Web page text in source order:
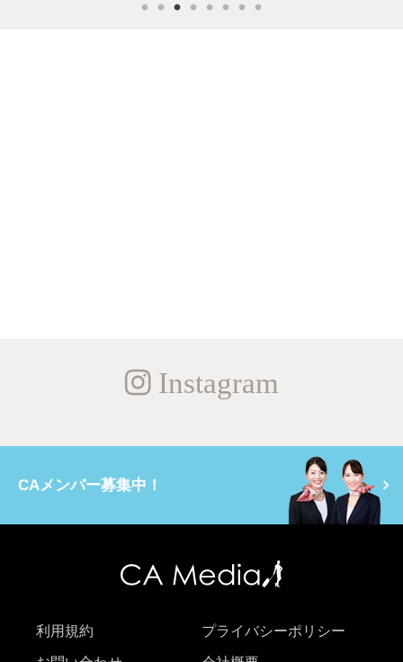
Instagram
CAメンバー募集中！
利用規約 プライバシーポリシー